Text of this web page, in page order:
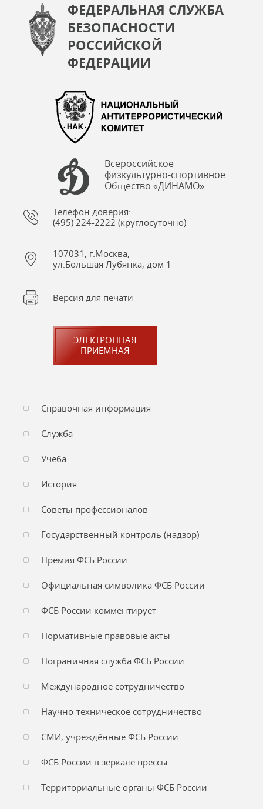
ФЕДЕРАЛЬНАЯ СЛУЖБА
БЕЗОПАСНОСТИ
РОССИЙСКОЙ
ФЕДЕРАЦИИ
Всероссийское
физкультурно-спортивное
Общество «ДИНАМО»
Телефон доверия:
(495) 224-2222 (круглосуточно)
107031, г.Москва,
ул.Большая Лубянка, дом 1
Версия для печати
ЭЛЕКТРОННАЯ
ПРИЕМНАЯ
Справочная информация
Служба
Учеба
История
Советы профессионалов
Государственный контроль (надзор)
Премия ФСБ России
Официальная символика ФСБ России
ФСБ России комментирует
Нормативные правовые акты
Пограничная служба ФСБ России
Международное сотрудничество
Научно-техническое сотрудничество
СМИ, учреждённые ФСБ России
ФСБ России в зеркале прессы
Территориальные органы ФСБ России